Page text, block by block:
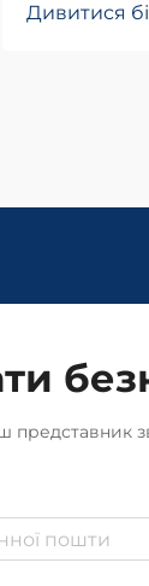
Дивитися
представник